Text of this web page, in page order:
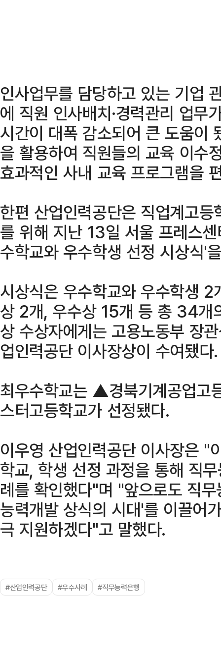
인사업무를 담당하고 있는 기업
에 직원 인사배치·경력관리 업무
시간이 대폭 감소되어 큰 도움이
을 활용하여 직원들의 교육 이수
효과적인 사내 교육 프로그램을
한편 산업인력공단은 직업계고
를 위해 지난 13일 서울 프레스
수학교와 우수학생 선정 시상식'
시상식은 우수학교와 우수학생
상 2개, 우수상 15개 등 총 34개
상 수상자에게는 고용노동부 장
업인력공단 이사장상이 수여됐다.
최우수학교는 ▲경북기계공업고
스터고등학교가 선정됐다.
이우영 산업인력공단 이사장은 "
학교, 학생 선정 과정을 통해 직
례를 확인했다"며 "앞으로도 직
능력개발 상식의 시대'를 이끌어
극 지원하겠다"고 말했다.
#산업인력공단 #우수사례 #직무능력은행